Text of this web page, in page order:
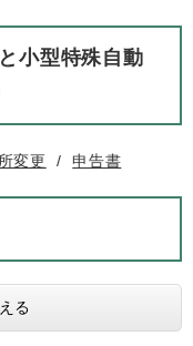
小型特殊自動
変更 /申告書
る